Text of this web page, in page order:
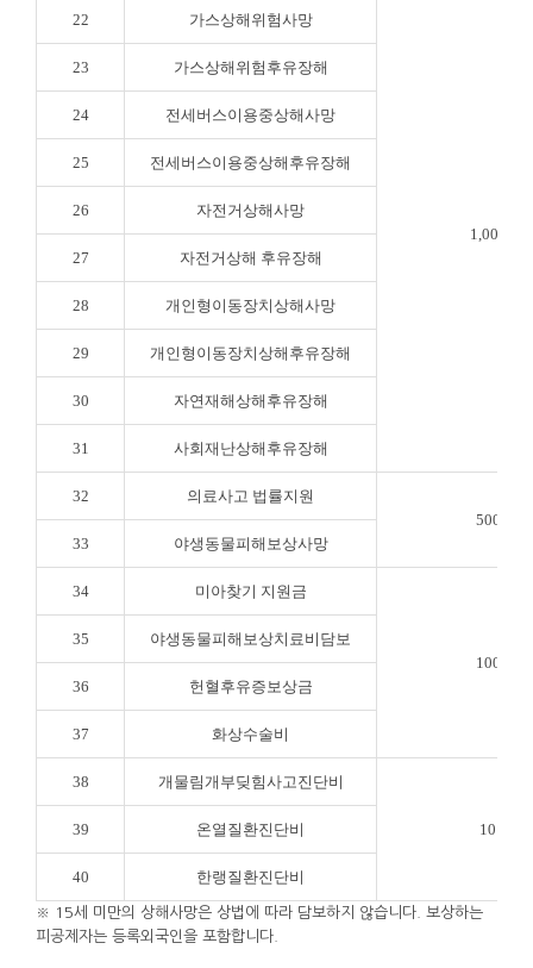
22 가스상해위험사망
1,000만
23 가스상해위험후유장해
24 전세버스이용중상해사망
25 전세버스이용중상해후유장해
26 자전거상해사망
27 자전거상해 후유장해
28 개인형이동장치상해사망
29 개인형이동장치상해후유장해
30 자연재해상해후유장해
31 사회재난상해후유장해
32
의료사고 법률지원
500만원
33
야생동물피해보상사망
34 미아찾기 지원금
100만원
35 야생동물피해보상치료비담보
36 헌혈후유증보상금
37 화상수술비
38 개물림개부딪힘사고진단비
10만원
39 온열질환진단비
40 한랭질환진단비
※ 15세 미만의 상해사망은 상법에 따라 담보하지 않습니다. 보상하는
피공제자는 등록외국인을 포함합니다.